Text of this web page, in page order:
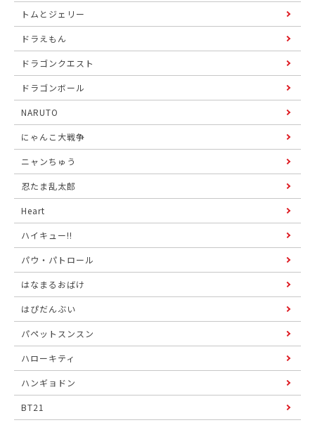
トムとジェリー
ドラえもん
ドラゴンクエスト
ドラゴンボール
NARUTO
にゃんこ大戦争
ニャンちゅう
忍たま乱太郎
Heart
ハイキュー!!
パウ・パトロール
はなまるおばけ
はぴだんぶい
パペットスンスン
ハローキティ
ハンギョドン
BT21